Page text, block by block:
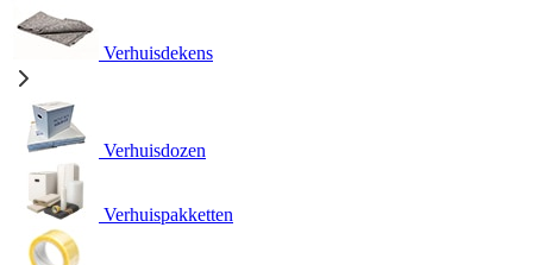
Verhuisdekens
Verhuisdozen
Verhuispakketten